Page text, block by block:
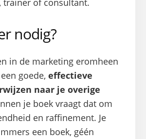
nodig?
in de marketing eromheen
goede, effectieve
naar je overige
je boek vraagt dat om
en raffinement. Je
een boek, géén